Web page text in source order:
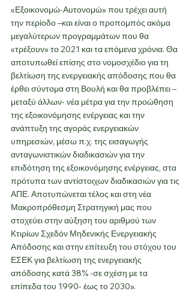
«Εξοικονομώ-Αυτονομώ» που τρέχει αυτή
την περίοδο –και είναι ο προπομπός ακόμα
μεγαλύτερων προγραμμάτων που θα
«τρέξουν» το 2021 και τα επόμενα χρόνια. Θα
αποτυπωθεί επίσης στο νομοσχέδιο για τη
βελτίωση της ενεργειακής απόδοσης που θα
έρθει σύντομα στη Βουλή και θα προβλέπει –
μεταξύ άλλων- νέα μέτρα για την προώθηση
της εξοικονόμησης ενέργειας και την
ανάπτυξη της αγοράς ενεργειακών
υπηρεσιών, μέσω π.χ. της εισαγωγής
ανταγωνιστικών διαδικασιών για την
επιδότηση της εξοικονόμησης ενέργειας, στα
πρότυπα των αντίστοιχων διαδικασιών για τις
ΑΠΕ. Αποτυπώνεται τέλος και στη νέα
Μακροπρόθεσμη Στρατηγική μας που
στοχεύει στην αύξηση του αριθμού των
Κτιρίων Σχεδόν Μηδενικής Ενεργειακής
Απόδοσης και στην επίτευξη του στόχου του
ΕΣΕΚ για βελτίωση της ενεργειακής
απόδοσης κατά 38% -σε σχέση με τα
επίπεδα του 1990- έως το 2030».